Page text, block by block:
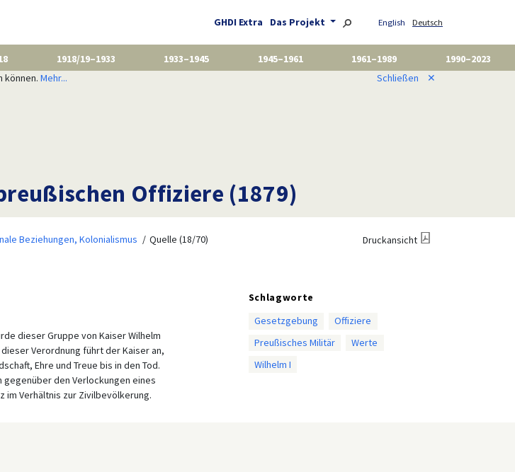
GHDI Extra Das Projekt English Deutsch
1918/19–1933 1933–1945 1945–1961 1961–1989
1990–2023
können. Mehr... Schließen ✕
Offiziere (1879)
Beziehungen, Kolonialismus Quelle (18/70) Druckansicht
dieser Gruppe von Kaiser Wilhelm
Verordnung führt der Kaiser an,
Ehre und Treue bis in den Tod.
den Verlockungen eines
im Verhältnis zur Zivilbevölkerung.
Schlagworte
Gesetzgebung
Offiziere
Preußisches Militär
Werte
Wilhelm I